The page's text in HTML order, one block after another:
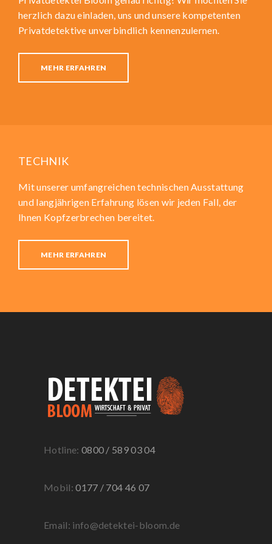
herzlich dazu einladen, uns und unsere kompetenten
Privatdetektive unverbindlich kennenzulernen.
MEHR ERFAHREN
TECHNIK
Mit unserer umfangreichen technischen Ausstattung
und langjährigen Erfahrung lösen wir jeden Fall, der
Ihnen Kopfzerbrechen bereitet.
MEHR ERFAHREN
Hotline: 0800 / 589 03 04
Mobil:0177 / 704 46 07
Email: info@detektei-bloom.de